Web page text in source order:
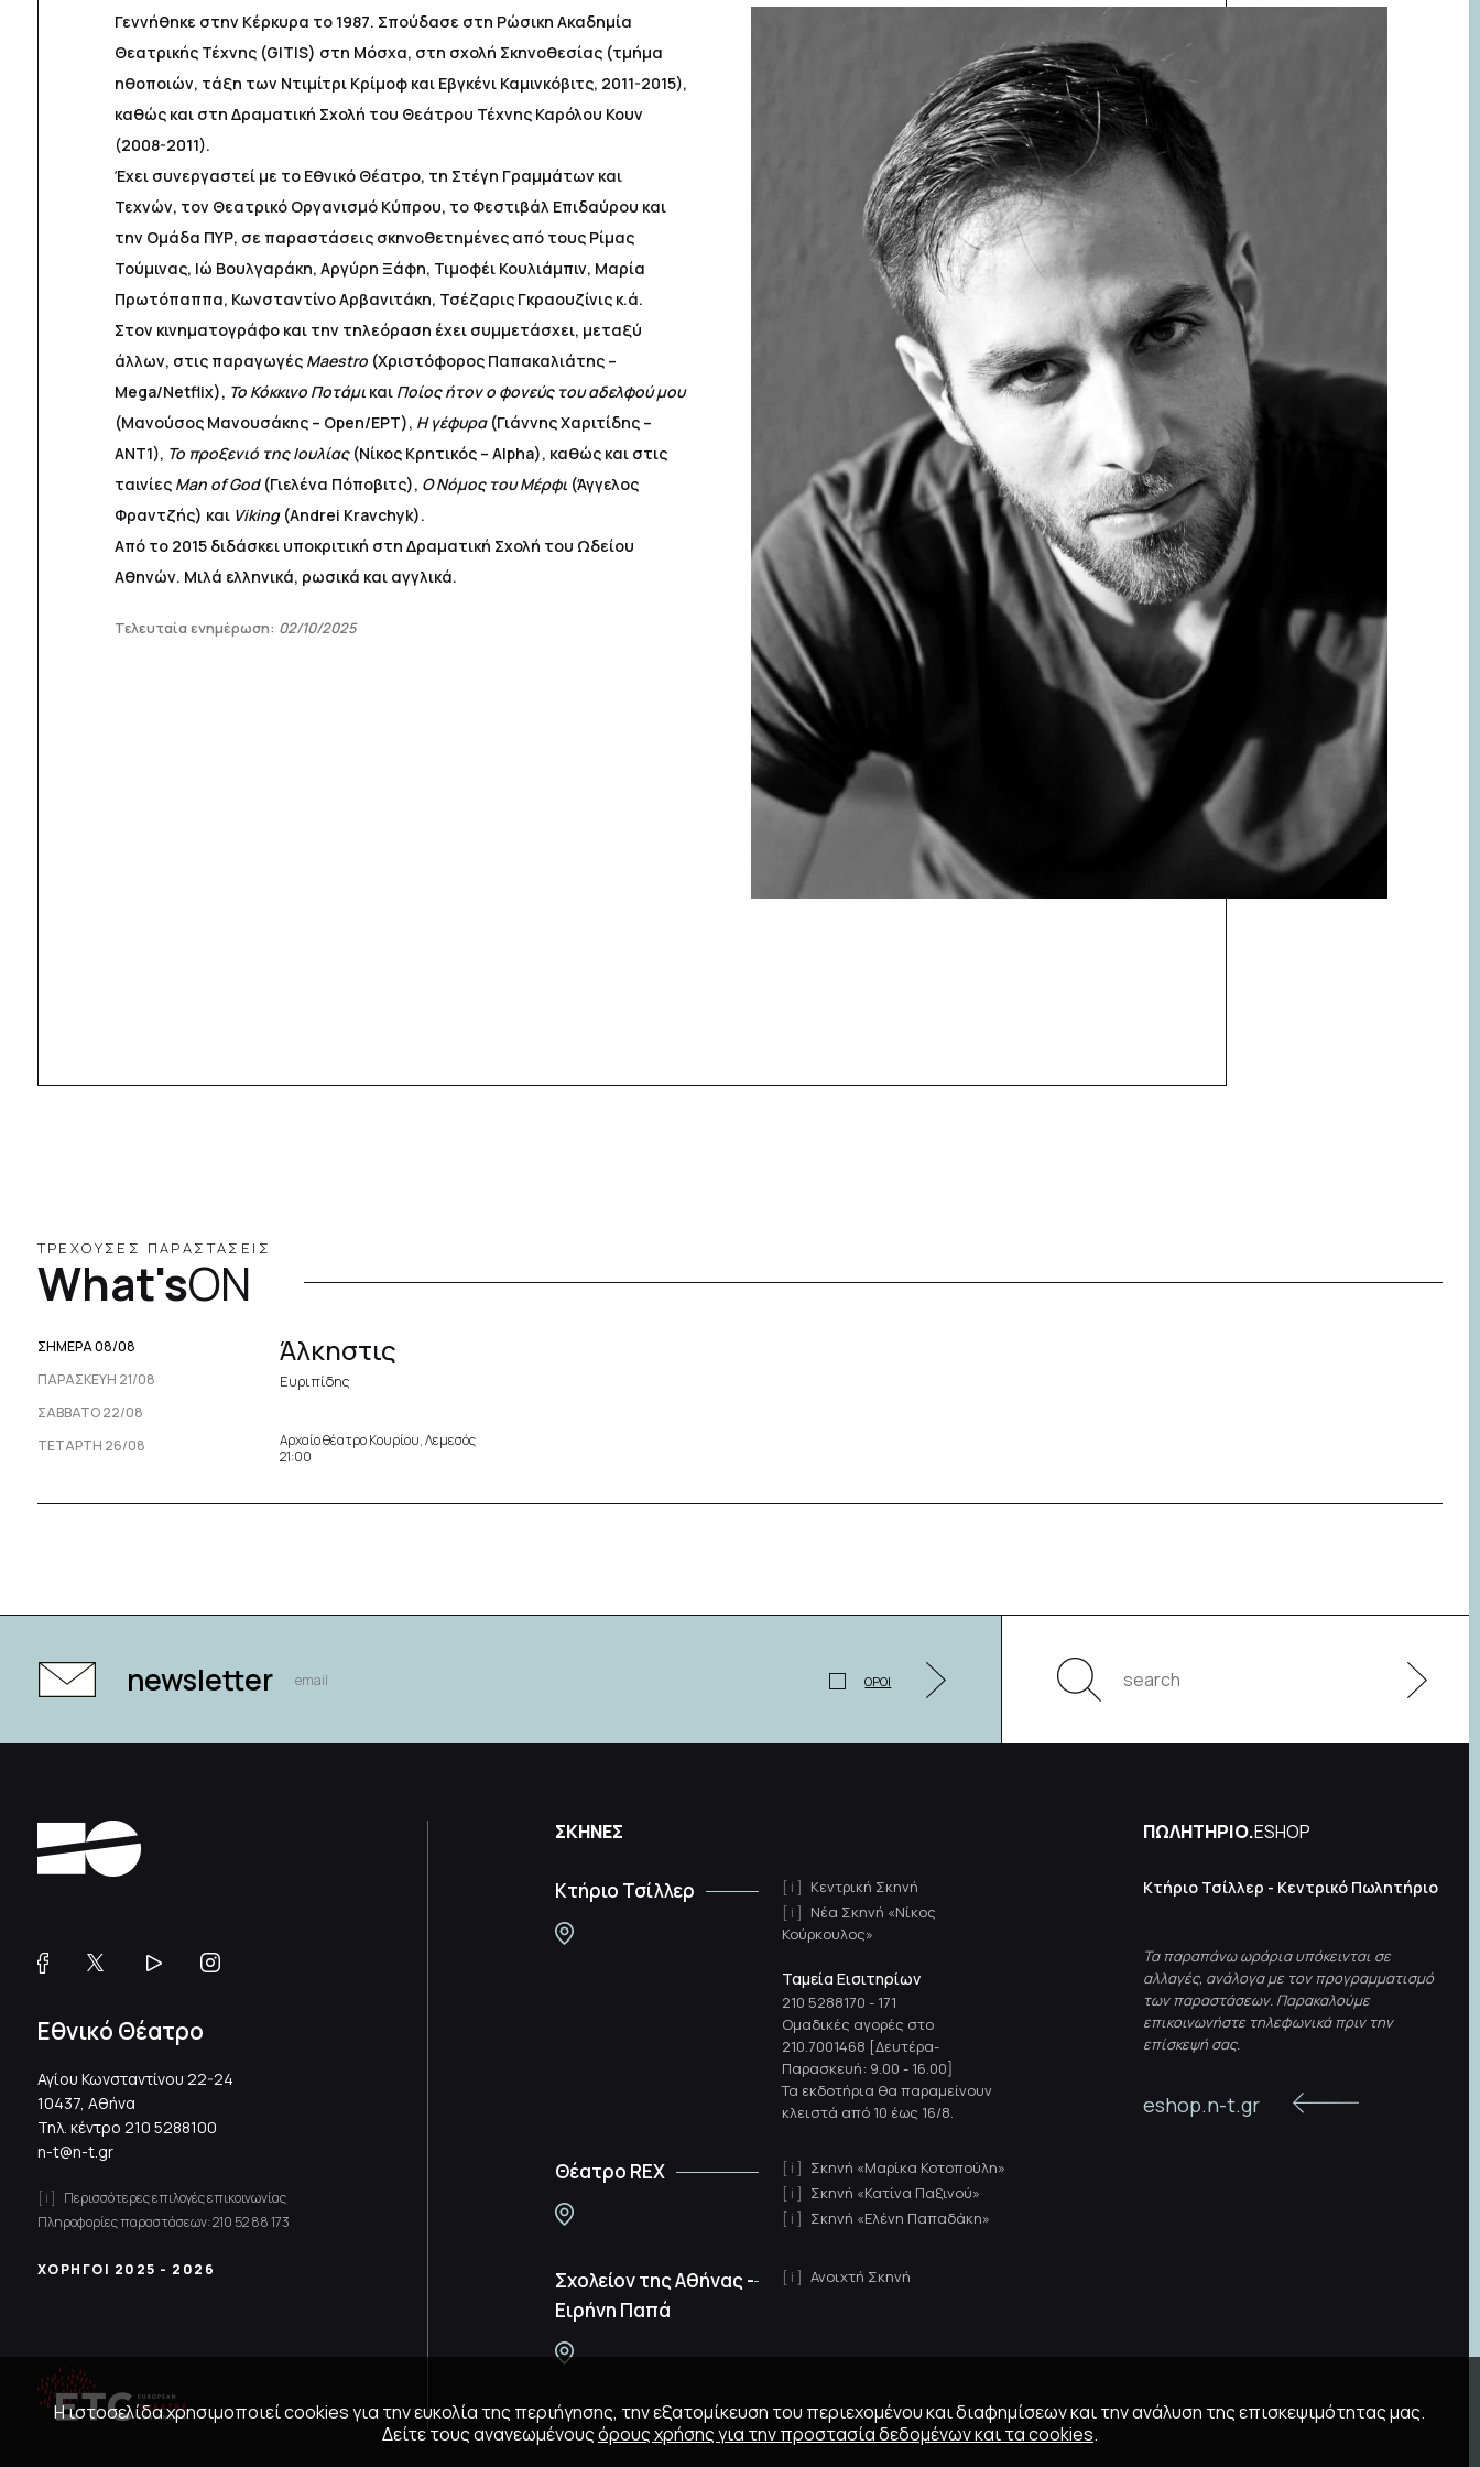
Γεννήθηκε στην Κέρκυρα το 1987. Σπούδασε στη Ρώσικη Ακαδημία
Θεατρικής Τέχνης (GITIS) στη Μόσχα, στη σχολή Σκηνοθεσίας (τμήμα
ηθοποιών, τάξη των Ντιμίτρι Κρίμοφ και Εβγκένι Καμινκόβιτς, 2011-2015),
καθώς και στη Δραματική Σχολή του Θεάτρου Τέχνης Καρόλου Κουν
(2008-2011).
Έχει συνεργαστεί με το Εθνικό Θέατρο, τη Στέγη Γραμμάτων και
Τεχνών, τον Θεατρικό Οργανισμό Κύπρου, το Φεστιβάλ Επιδαύρου και
την Ομάδα ΠΥΡ, σε παραστάσεις σκηνοθετημένες από τους Ρίμας
Τούμινας, Ιώ Βουλγαράκη, Αργύρη Ξάφη, Τιμοφέι Κουλιάμπιν, Μαρία
Πρωτόπαππα, Κωνσταντίνο Αρβανιτάκη, Τσέζαρις Γκραουζίνις κ.ά.
Στον κινηματογράφο και την τηλεόραση έχει συμμετάσχει, μεταξύ
άλλων, στις παραγωγές Maestro(Χριστόφορος Παπακαλιάτης –
Mega/Netflix), Το Κόκκινο Ποτάμικαι Ποίος ήτον ο φονεύς του αδελφού μου
(Μανούσος Μανουσάκης – Open/ΕΡΤ), Η γέφυρα(Γιάννης Χαριτίδης –
ΑΝΤ1), Το προξενιό της Ιουλίας(Νίκος Κρητικός – Alpha), καθώς και στις
ταινίες Man of God(Γιελένα Πόποβιτς), Ο Νόμος του Μέρφι(Άγγελος
Φραντζής) και Viking (Andrei Kravchyk).
Από το 2015 διδάσκει υποκριτική στη Δραματική Σχολή του Ωδείου
Αθηνών. Μιλά ελληνικά, ρωσικά και αγγλικά.
Τελευταία ενημέρωση: 02/10/2025
ΤΡΕΧΟΥΣΕΣ ΠΑΡΑΣΤΑΣΕΙΣ
What'sON
ΣΗΜΕΡΑ 08/08
ΠΑΡΑΣΚΕΥΉ 21/08
ΣΆΒΒΑΤΟ 22/08
ΤΕΤΆΡΤΗ 26/08
Άλκηστις
Ευριπίδης
Αρχαίο θέατρο Κουρίου, Λεμεσός
21:00
newsletter ΟΡΟΙ
ΣΚΗΝΕΣ
Κτήριο Τσίλλερ
Κεντρική Σκηνή
Νέα Σκηνή «Νίκος
Κούρκουλος»
Ταμεία Εισιτηρίων
210 5288170 - 171
Ομαδικές αγορές στο
210.7001468 [Δευτέρα-
Παρασκευή: 9.00 - 16.00]
Τα εκδοτήρια θα παραμείνουν
κλειστά από 10 έως 16/8.
Θέατρο REX
Σκηνή «Μαρίκα Κοτοπούλη»
Σκηνή «Κατίνα Παξινού»
Σκηνή «Ελένη Παπαδάκη»
Σχολείον της Αθήνας -
Ειρήνη Παπά
Ανοιχτή Σκηνή
ΠΩΛΗΤΗΡΙΟ.ESHOP
Κτήριο Τσίλλερ - Κεντρικό Πωλητήριο
Τα παραπάνω ωράρια υπόκεινται σε
αλλαγές, ανάλογα με τον προγραμματισμό
των παραστάσεων. Παρακαλούμε
επικοινωνήστε τηλεφωνικά πριν την
επίσκεψή σας.
eshop.n-t.gr
Εθνικό Θέατρο
Αγίου Κωνσταντίνου 22-24
10437, Αθήνα
Τηλ. κέντρο 210 5288100
n-t@n-t.gr
Περισσότερες επιλογές επικοινωνίας
Πληροφορίες παραστάσεων:210 52 88 173
ΧΟΡΗΓΟΙ 2025 - 2026
Η ιστοσελίδα χρησιμοποιεί cookies για την ευκολία της περιήγησης, την εξατομίκευση του περιεχομένου και διαφημίσεων και την ανάλυση της επισκεψιμότητας μας.
Δείτε τους ανανεωμένουςόρους χρήσης για την προστασία δεδομένων και τα cookies.